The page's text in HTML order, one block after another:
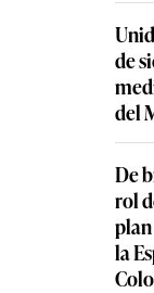
de
del
De
rol
la